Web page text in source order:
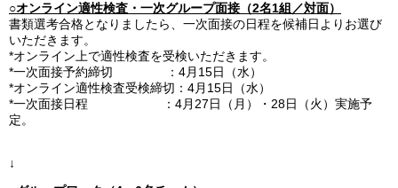
○オンライン適性検査・一次グループ面接（2名1組／対面）
書類選考合格となりましたら、一次面接の日程を候補日よりお選び
いただきます。
*オンライン上で適性検査を受検いただきます。
*一次面接予約締切 ：4月15日（水）
*オンライン適性検査受検締切：4月15日（水）
*一次面接日程 ：4月27日（月）・28日（火）実施予
定。
↓